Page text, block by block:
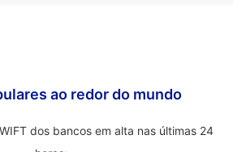
ao redor do mundo
dos bancos em alta nas últimas 24